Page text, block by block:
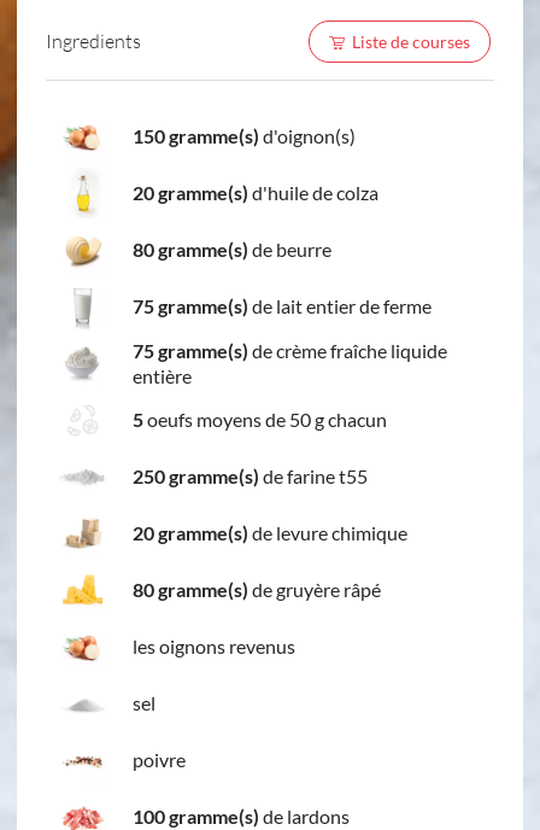
Ingredients Liste de courses
150 gramme(s) d'oignon(s)
20 gramme(s) d'huile de colza
80 gramme(s) de beurre
75 gramme(s) de lait entier de ferme
75 gramme(s) de crème fraîche liquide
entière
5oeufs moyens de 50 g chacun
250 gramme(s) de farine t55
20 gramme(s) de levure chimique
80 gramme(s) de gruyère râpé
les oignons revenus
sel
poivre
100 gramme(s) de lardons